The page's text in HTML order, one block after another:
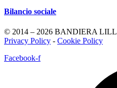
Bilancio sociale
© 2014 – 2026 BANDIERA
Privacy Policy - Cookie Policy
Facebook-f